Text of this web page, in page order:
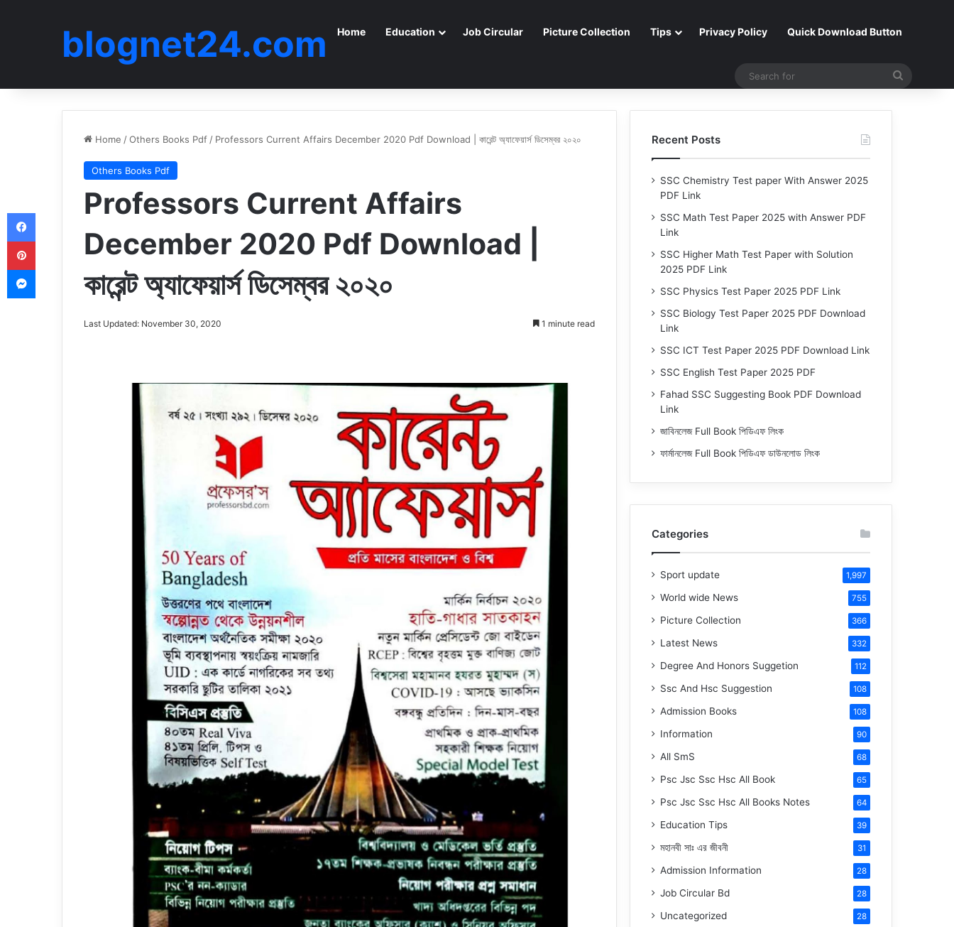
blognet24.com Home Education Job Circular Picture Collection Tips Privacy Policy Quick Download Button
Home /Others Books Pdf / Professors Current Affairs December 2020 Pdf Download | কারেন্ট অ্যাফেয়ার্স ডিসেম্বর ২০২০
Others Books Pdf
Professors Current Affairs
December 2020 Pdf Download |
কারেন্ট অ্যাফেয়ার্স ডিসেম্বর ২০২০
Last Updated: November 30, 2020 1 minute read
Recent Posts
SSC Chemistry Test paper With Answer 2025
PDF Link
SSC Math Test Paper 2025 with Answer PDF
Link
SSC Higher Math Test Paper with Solution
2025 PDF Link
SSC Physics Test Paper 2025 PDF Link
SSC Biology Test Paper 2025 PDF Download
Link
SSC ICT Test Paper 2025 PDF Download Link
SSC English Test Paper 2025 PDF
Fahad SSC Suggesting Book PDF Download
Link
জাবিনলেজ Full Book পিডিএফ লিংক
ফার্মানলেজ Full Book পিডিএফ ডাউনলোড লিংক
Categories
Sport update 1,997
World wide News 755
Picture Collection 366
Latest News 332
Degree And Honors Suggetion 112
Ssc And Hsc Suggestion 108
Admission Books 108
Information 90
All SmS 68
Psc Jsc Ssc Hsc All Book 65
Psc Jsc Ssc Hsc All Books Notes 64
Education Tips 39
মহানবীসাঃ এর জীবনী 31
Admission Information 28
Job Circular Bd 28
Uncategorized 28
Facebook
Pinterest
Messenger